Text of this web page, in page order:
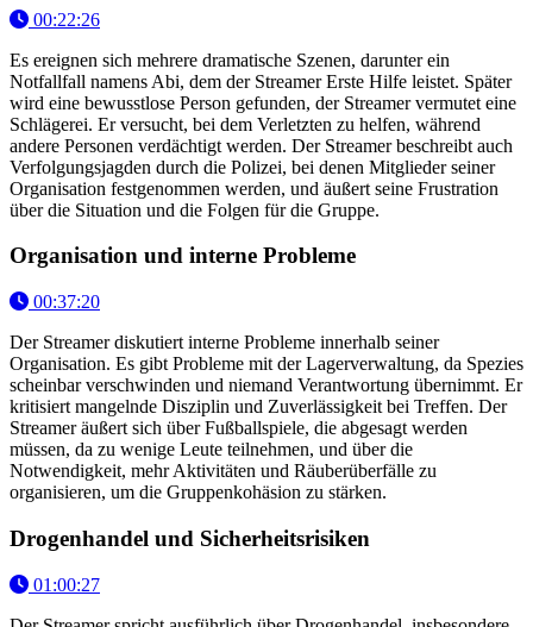
00:22:26
Es ereignen sich mehrere dramatische Szenen, darunter ein
Notfallfall namens Abi, dem der Streamer Erste Hilfe leistet. Später
wird eine bewusstlose Person gefunden, der Streamer vermutet eine
Schlägerei. Er versucht, bei dem Verletzten zu helfen, während
andere Personen verdächtigt werden. Der Streamer beschreibt auch
Verfolgungsjagden durch die Polizei, bei denen Mitglieder seiner
Organisation festgenommen werden, und äußert seine Frustration
über die Situation und die Folgen für die Gruppe.
Organisation und interne Probleme
00:37:20
Der Streamer diskutiert interne Probleme innerhalb seiner
Organisation. Es gibt Probleme mit der Lagerverwaltung, da Spezies
scheinbar verschwinden und niemand Verantwortung übernimmt. Er
kritisiert mangelnde Disziplin und Zuverlässigkeit bei Treffen. Der
Streamer äußert sich über Fußballspiele, die abgesagt werden
müssen, da zu wenige Leute teilnehmen, und über die
Notwendigkeit, mehr Aktivitäten und Räuberüberfälle zu
organisieren, um die Gruppenkohäsion zu stärken.
Drogenhandel und Sicherheitsrisiken
01:00:27